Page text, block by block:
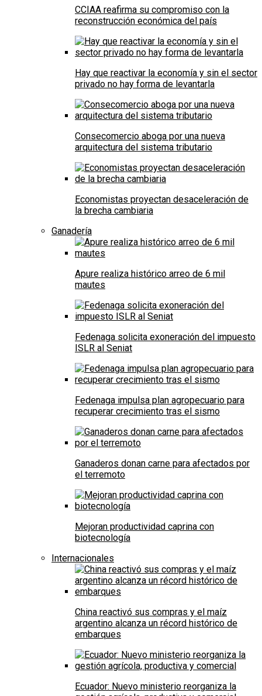
CCIAA reafirma su compromiso con la
reconstrucción económica del país
Hay que reactivar la economía y sin el sector
privado no hay forma de levantarla
Consecomercio aboga por una nueva
arquitectura del sistema tributario
Economistas proyectan desaceleración de
la brecha cambiaria
Ganadería
Apure realiza histórico arreo de 6 mil
mautes
Fedenaga solicita exoneración del impuesto
ISLR al Seniat
Fedenaga impulsa plan agropecuario para
recuperar crecimiento tras el sismo
Ganaderos donan carne para afectados por
el terremoto
Mejoran productividad caprina con
biotecnología
Internacionales
China reactivó sus compras y el maíz
argentino alcanza un récord histórico de
embarques
Ecuador: Nuevo ministerio reorganiza la